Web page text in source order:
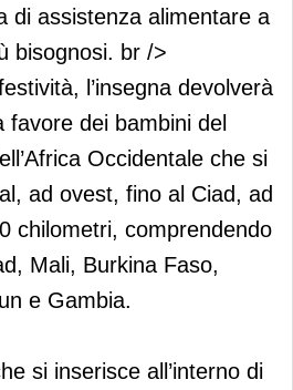
di assistenza alimentare a
bisognosi. br />
l’insegna devolverà
favore dei bambini del
Occidentale che si
ad ovest, fino al Ciad, ad
chilometri, comprendendo
Mali, Burkina Faso,
e Gambia.
si inserisce all’interno di